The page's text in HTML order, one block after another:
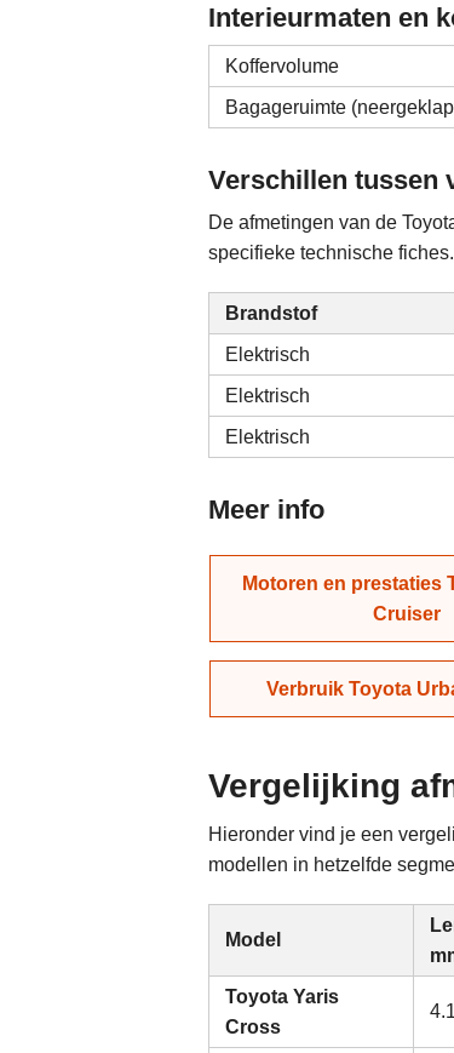
Interieurmaten en
Koffervolume
Bagageruimte
Verschillen tussen
De afmetingen van de
specifieke technische fiches.
Brandstof
Elektrisch
Elektrisch
Elektrisch
Meer info
Motoren en prestaties
Cruiser
Verbruik Toyota
Vergelijking
Hieronder vind je een
modellen in hetzelfde
Model
Toyota Yaris
Cross